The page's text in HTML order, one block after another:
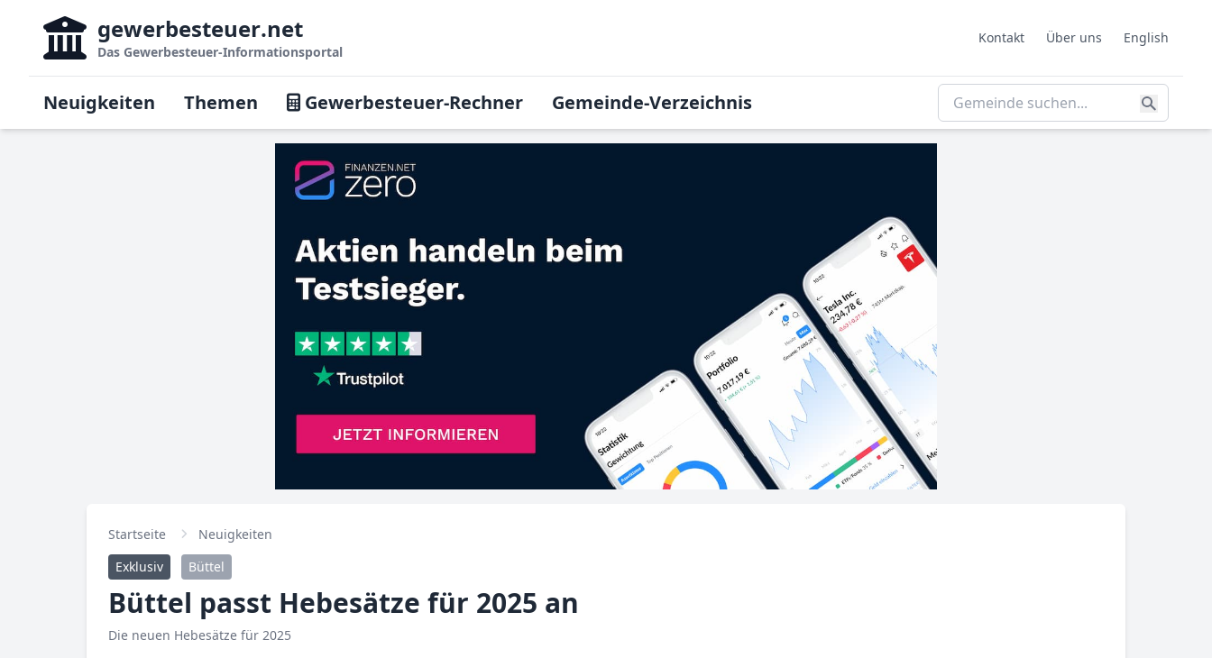
gewerbesteuer.net
Das Gewerbesteuer-Informationsportal
Kontakt Über uns English
Neuigkeiten Themen Gewerbesteuer-Rechner Gemeinde-Verzeichnis
Startseite
Neuigkeiten
Exklusiv
Büttel
Büttel passt Hebesätze für 2025 an
Die neuen Hebesätze für 2025